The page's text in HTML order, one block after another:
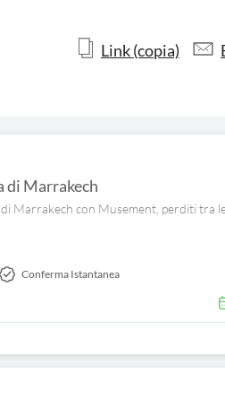
Link (copia)
di Marrakech
Marrakech con Musement, perditi tra
Conferma Istantanea